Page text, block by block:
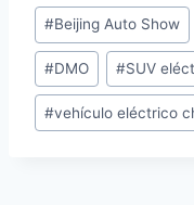
Etiquetas
de
la
entrada:
#Beijing Auto Show
#DMO #SUV
#vehículo eléctrico